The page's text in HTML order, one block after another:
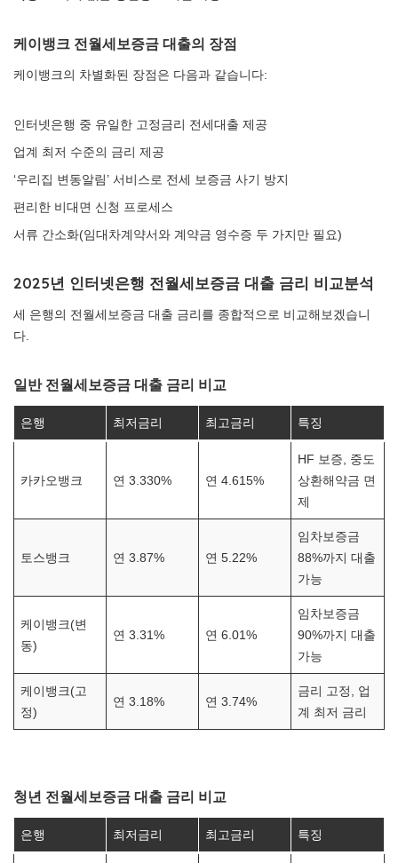
케이뱅크 전월세보증금 대출의 장점
케이뱅크의 차별화된 장점은 다음과 같습니다:
인터넷은행 중 유일한 고정금리 전세대출 제공
업계 최저 수준의 금리 제공
‘우리집 변동알림’ 서비스로 전세 보증금 사기 방지
편리한 비대면 신청 프로세스
서류 간소화(임대차계약서와 계약금 영수증 두 가지만 필요)
2025년 인터넷은행 전월세보증금 대출 금리 비교분석
세 은행의 전월세보증금 대출 금리를 종합적으로 비교해보겠습니
다.
일반 전월세보증금 대출 금리 비교
은행 최저금리 최고금리 특징
카카오뱅크 연 3.330% 연 4.615%
HF 보증, 중도
상환해약금 면
제
토스뱅크 연 3.87% 연 5.22%
임차보증금
88%까지 대출
가능
케이뱅크(변
동)
연 3.31% 연 6.01%
임차보증금
90%까지 대출
가능
케이뱅크(고
정)
연 3.18% 연 3.74%
금리 고정, 업
계 최저 금리
청년 전월세보증금 대출 금리 비교
은행 최저금리 최고금리 특징